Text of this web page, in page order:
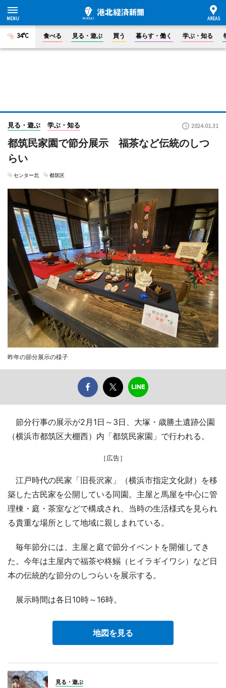
34°C 食べる 見る・遊ぶ 買う 暮らす・働く 学ぶ・知る
見る・遊ぶ 学ぶ・知る 2024.01.31
都筑民家園で節分展示 福茶など伝統のしつ
らい
センター北 都筑区
昨年の節分展示の様子
節分行事の展示が2月1日～3日、大塚・歳勝土遺跡公園
（横浜市都筑区大棚西）内「都筑民家園」で行われる。
［広告］
江戸時代の民家「旧長沢家」（横浜市指定文化財）を移
築した古民家を公開している同園。主屋と馬屋を中心に管
理棟・庭・茶室などで構成され、当時の生活様式を見られ
る貴重な場所として地域に親しまれている。
毎年節分には、主屋と庭で節分イベントを開催してき
た。今年は主屋内で福茶や柊鰯（ヒイラギイワシ）など日
本の伝統的な節分のしつらいを展示する。
展示時間は各日10時～16時。
地図を見る
見る・遊ぶ